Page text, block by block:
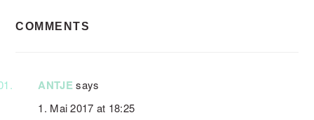
INTERACTIONS
COMMENTS
ANTJE says
1. Mai 2017 at 18:25